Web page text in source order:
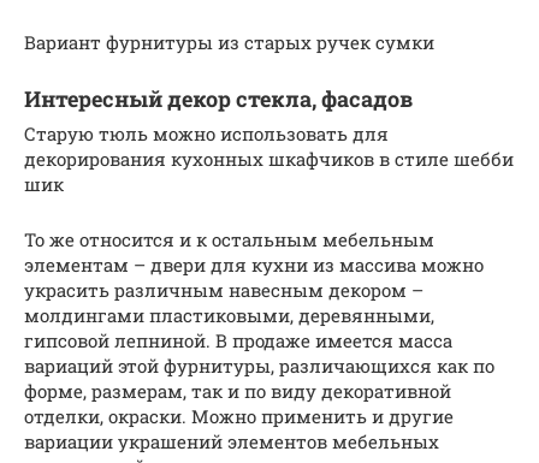
Вариант фурнитуры из старых ручек сумки
Интересный декор стекла, фасадов
Старую тюль можно использовать для
декорирования кухонных шкафчиков в стиле шебби
шик
То же относится и к остальным мебельным
элементам – двери для кухни из массива можно
украсить различным навесным декором –
молдингами пластиковыми, деревянными,
гипсовой лепниной. В продаже имеется масса
вариаций этой фурнитуры, различающихся как по
форме, размерам, так и по виду декоративной
отделки, окраски. Можно применить и другие
вариации украшений элементов мебельных